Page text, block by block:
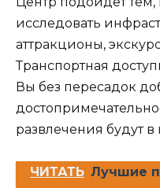
исследовать
аттракционы,
Транспортная
Вы без пересадок
развлечения будут
ЧИТАТЬ Лучшие